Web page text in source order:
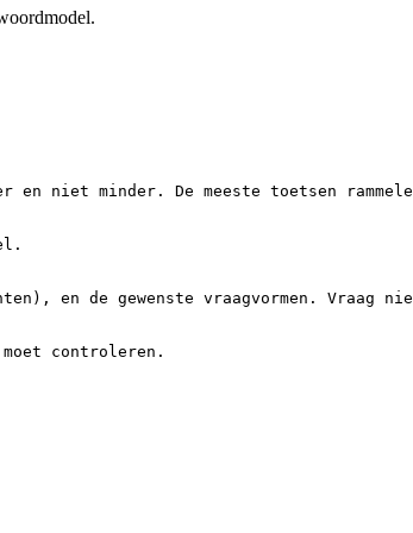
niet minder. De meeste toetsen
en de gewenste vraagvormen. Vraag
controleren.